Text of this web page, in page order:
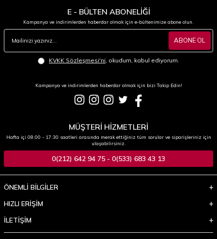
E - BÜLTEN ABONELİĞİ
Kampanya ve indirimlerden haberdar olmak için e-bültenimize abone olun.
ABONE OL
KVKK Sözleşmesi'ni , okudum, kabul ediyorum.
Kampanya ve indirimlerden haberdar olmak için bizi Takip Edin!
MÜŞTERİ HİZMETLERİ
Hafta içi 08:00 - 17:30 saatleri arasında merak ettiğiniz tüm sorular ve siparişleriniz için
ulaşabilirsiniz.
0(212) 642 94 75 - 0(533) 683 43 13
ÖNEMLİ BİLGİLER
HIZLI ERİŞİM
İLETİŞİM